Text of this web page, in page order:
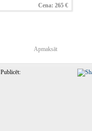
Cena: 265 €
Apmaksāt
Publicēt: